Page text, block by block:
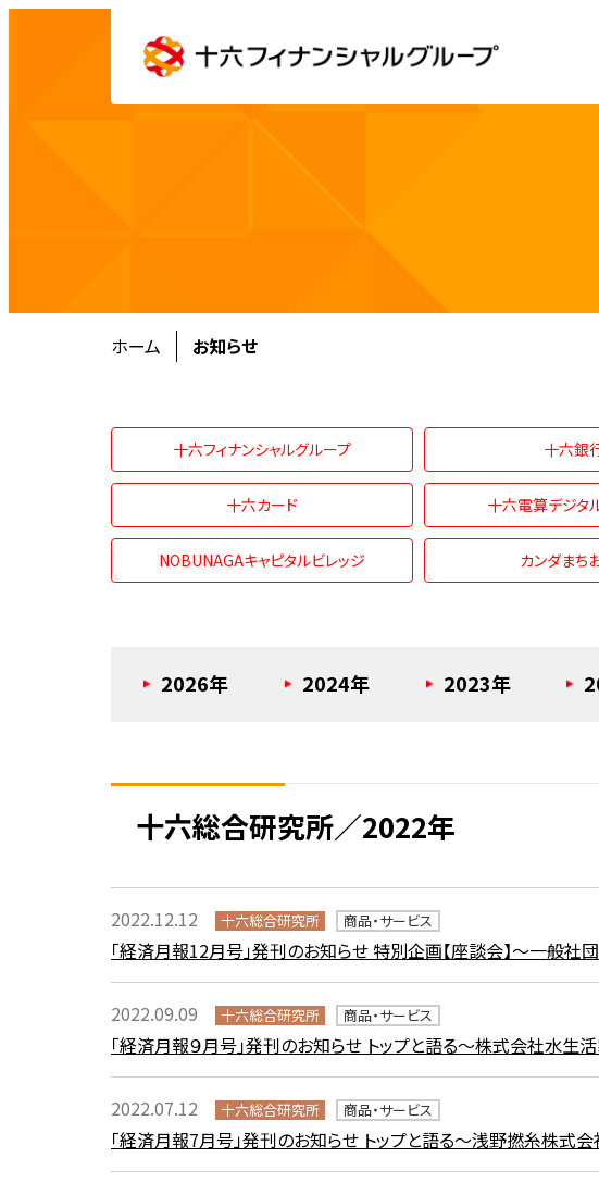
ホーム お知らせ
十六フィナンシャルグループ 十六銀
十六カード 十六電算デジタ
NOBUNAGAキャピタルビレッジ カンダまち
2026年 2024年 2023年
十六総合研究所／2022年
2022.12.12 十六総合研究所 商品・サービス
「経済月報12月号」発刊のお知らせ 特別企画【座談会】～一般
2022.09.09 十六総合研究所 商品・サービス
「経済月報９月号」発刊のお知らせ トップと語る～株式会
2022.07.12 十六総合研究所 商品・サービス
「経済月報7月号」発刊のお知らせ トップと語る～浅野撚糸